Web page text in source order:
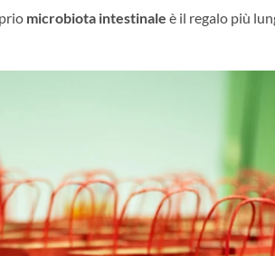
microbiota intestinale è il regalo più